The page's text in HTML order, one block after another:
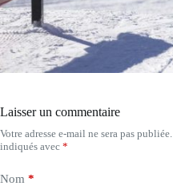
Laisser un commentaire
Votre adresse e-mail ne sera pas publiée.
indiqués avec *
Nom *